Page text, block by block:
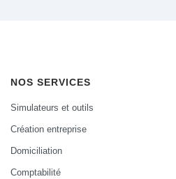
NOS SERVICES
Simulateurs et outils
Création entreprise
Domiciliation
Comptabilité